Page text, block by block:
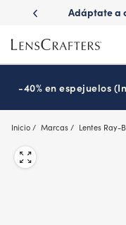
main
content
las lentes
¿Es
-40% en espejuelos
Inicio Marcas Lentes Ray-